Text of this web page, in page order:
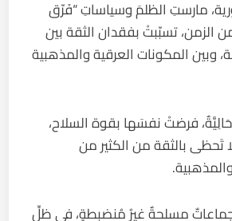
مارستِ الظلمَ وسياساتِ “فَرّق
الزمن، تسبّبتْ بفقدان الثقة بين
وبين المكونات العرقية والمذهبية
فرضتْ نفسَها بقوة السلاح،
تَحظى بالثقة من الكثير من
مسلحةٌ غيرُ مُنضبِطةٍ، في ظلِّ